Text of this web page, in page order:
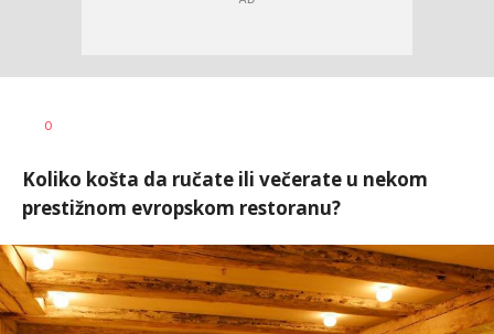
0
Koliko košta da ručate ili večerate u nekom
prestižnom evropskom restoranu?